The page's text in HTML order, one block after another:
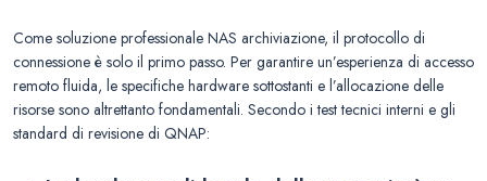
Come soluzione professionale NAS archiviazione, il protocollo di
connessione è solo il primo passo. Per garantire un’esperienza di accesso
remoto fluida, le specifiche hardware sottostanti e l’allocazione delle
risorse sono altrettanto fondamentali. Secondo i test tecnici interni e gli
standard di revisione di QNAP: